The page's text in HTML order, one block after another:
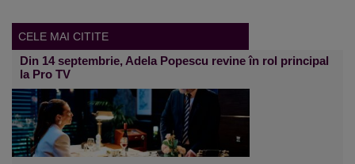
CELE MAI CITITE
Din 14 septembrie, Adela Popescu revine în rol principal
la Pro TV